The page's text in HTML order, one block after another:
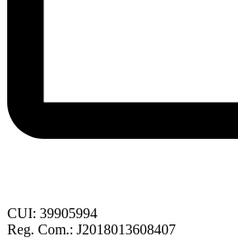
CUI: 39905994
Reg. Com.: J2018013608407